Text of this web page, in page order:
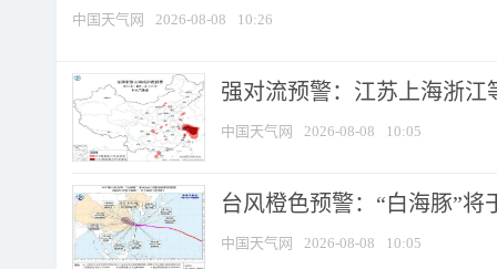
中国天气网 2026-08-08 10:26
强对流预警：江苏上海浙江
中国天气网 2026-08-08 10:05
台风橙色预警：“白海豚”将
中国天气网 2026-08-08 10:05